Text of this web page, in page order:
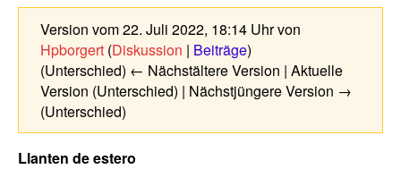
Version vom 22. Juli 2022, 18:14 Uhr von
Hpborgert (Diskussion | Beiträge)
(Unterschied) ← Nächstältere Version | Aktuelle
Version (Unterschied) | Nächstjüngere Version →
(Unterschied)
Llanten de estero